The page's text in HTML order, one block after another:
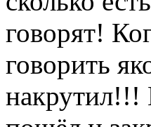
говорят!
говорить
накрутил!!!